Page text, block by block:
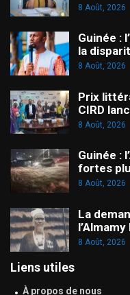
8 Août, 2026
Guinée :
la
8 Août, 2026
Prix
CIRD
8 Août, 2026
Guinée :
fortes
8 Août, 2026
La
8 Août, 2026
Liens utiles
À propos de nous